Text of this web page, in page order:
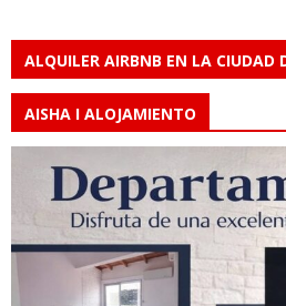
ALQUILER AIRBNB EN LA CIUDAD
AISHA I ALOJAMIENTO